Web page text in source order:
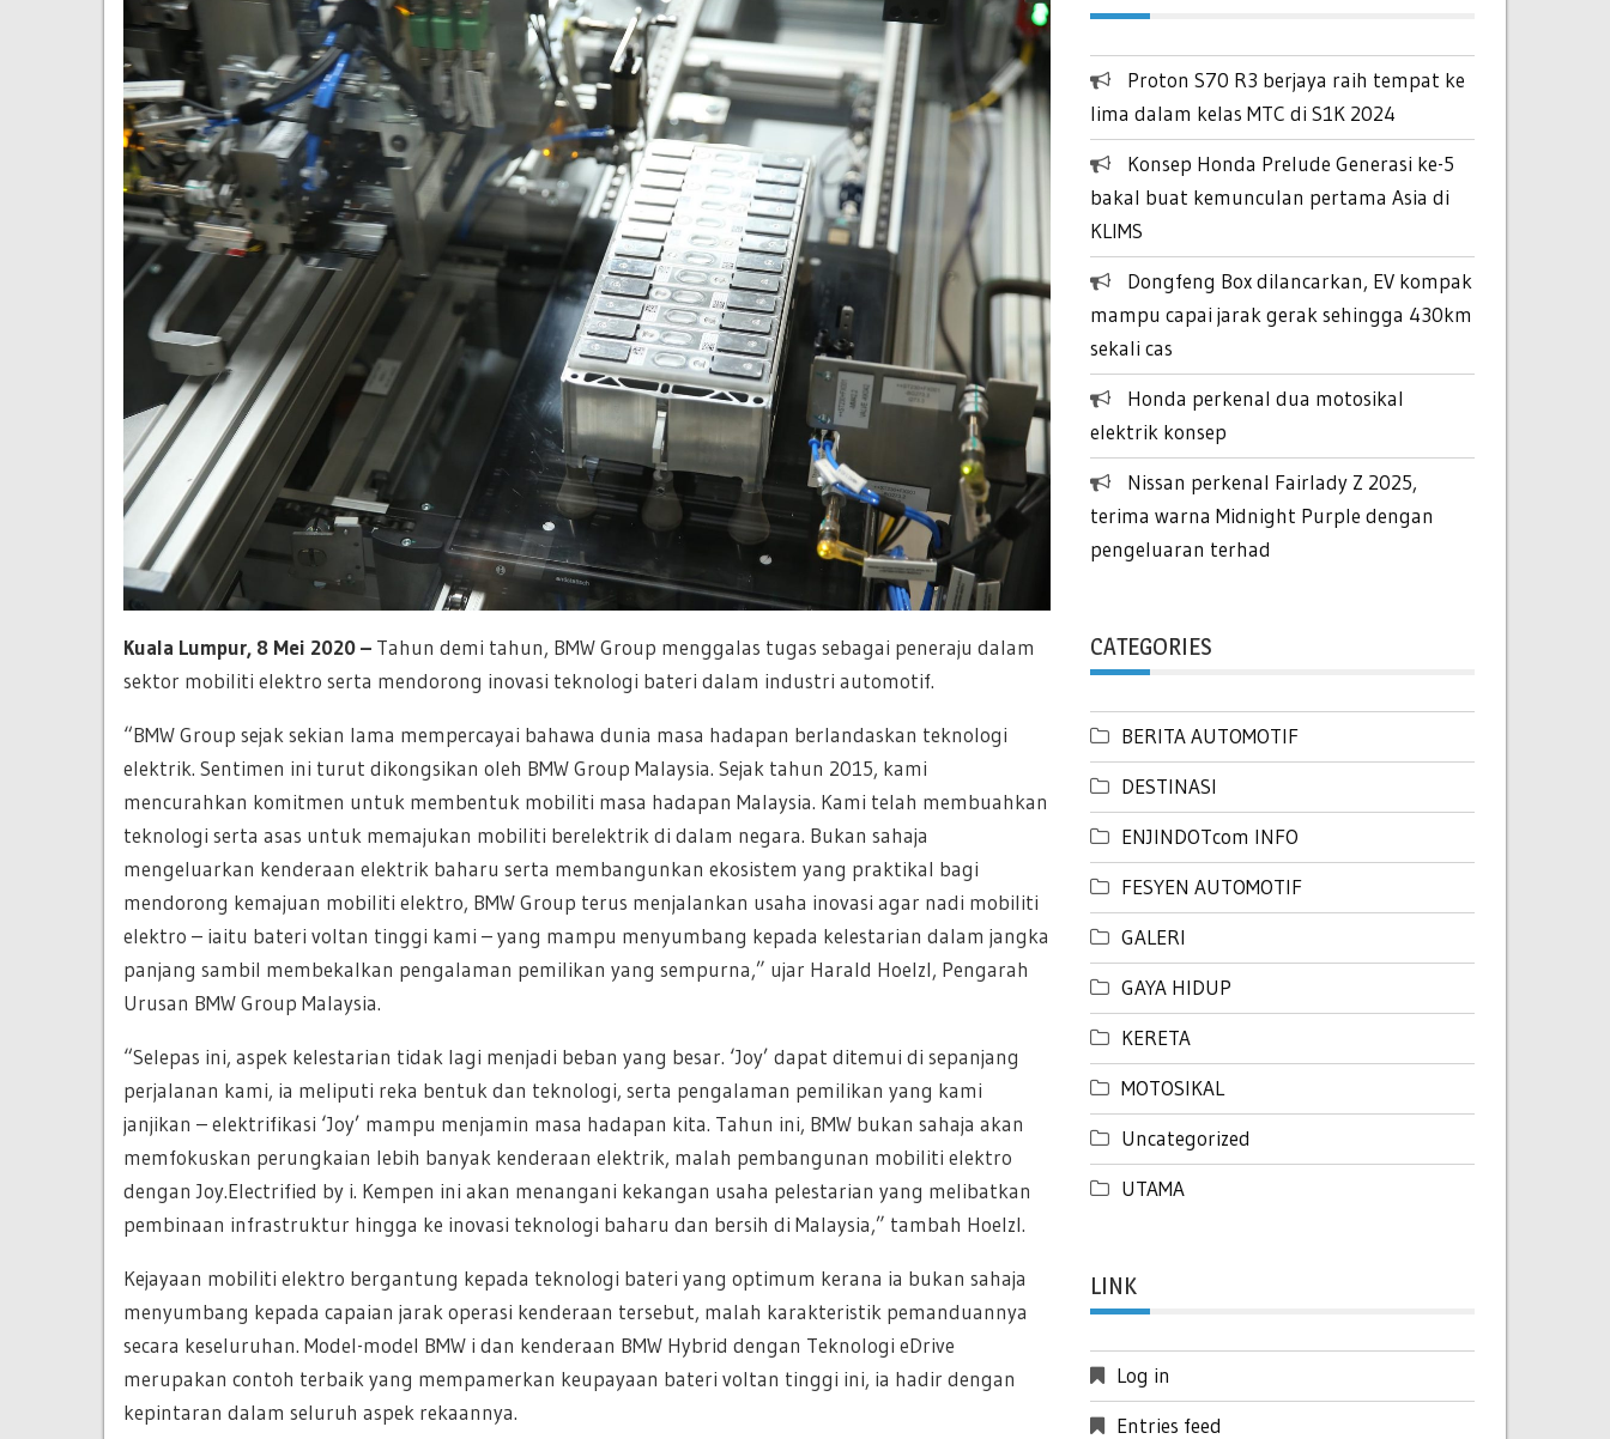
Kuala Lumpur, 8 Mei 2020 – Tahun demi tahun, BMW Group menggalas tugas sebagai peneraju dalam
sektor mobiliti elektro serta mendorong inovasi teknologi bateri dalam industri automotif.
“BMW Group sejak sekian lama mempercayai bahawa dunia masa hadapan berlandaskan teknologi
elektrik. Sentimen ini turut dikongsikan oleh BMW Group Malaysia. Sejak tahun 2015, kami
mencurahkan komitmen untuk membentuk mobiliti masa hadapan Malaysia. Kami telah membuahkan
teknologi serta asas untuk memajukan mobiliti berelektrik di dalam negara. Bukan sahaja
mengeluarkan kenderaan elektrik baharu serta membangunkan ekosistem yang praktikal bagi
mendorong kemajuan mobiliti elektro, BMW Group terus menjalankan usaha inovasi agar nadi mobiliti
elektro – iaitu bateri voltan tinggi kami – yang mampu menyumbang kepada kelestarian dalam jangka
panjang sambil membekalkan pengalaman pemilikan yang sempurna,” ujar Harald Hoelzl, Pengarah
Urusan BMW Group Malaysia.
“Selepas ini, aspek kelestarian tidak lagi menjadi beban yang besar. ‘Joy’ dapat ditemui di sepanjang
perjalanan kami, ia meliputi reka bentuk dan teknologi, serta pengalaman pemilikan yang kami
janjikan – elektrifikasi ‘Joy’ mampu menjamin masa hadapan kita. Tahun ini, BMW bukan sahaja akan
memfokuskan perungkaian lebih banyak kenderaan elektrik, malah pembangunan mobiliti elektro
dengan Joy.Electrified by i. Kempen ini akan menangani kekangan usaha pelestarian yang melibatkan
pembinaan infrastruktur hingga ke inovasi teknologi baharu dan bersih di Malaysia,” tambah Hoelzl.
Kejayaan mobiliti elektro bergantung kepada teknologi bateri yang optimum kerana ia bukan sahaja
menyumbang kepada capaian jarak operasi kenderaan tersebut, malah karakteristik pemanduannya
secara keseluruhan. Model-model BMW i dan kenderaan BMW Hybrid dengan Teknologi eDrive
merupakan contoh terbaik yang mempamerkan keupayaan bateri voltan tinggi ini, ia hadir dengan
kepintaran dalam seluruh aspek rekaannya.
Proton S70 R3 berjaya raih tempat ke
lima dalam kelas MTC di S1K 2024
Konsep Honda Prelude Generasi ke-5
bakal buat kemunculan pertama Asia di
KLIMS
Dongfeng Box dilancarkan, EV kompak
mampu capai jarak gerak sehingga 430km
sekali cas
Honda perkenal dua motosikal
elektrik konsep
Nissan perkenal Fairlady Z 2025,
terima warna Midnight Purple dengan
pengeluaran terhad
CATEGORIES
BERITA AUTOMOTIF
DESTINASI
ENJINDOTcom INFO
FESYEN AUTOMOTIF
GALERI
GAYA HIDUP
KERETA
MOTOSIKAL
Uncategorized
UTAMA
LINK
Log in
Entries feed